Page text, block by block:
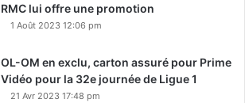
RMC lui offre une promotion
1 Août 2023 12:06 pm
OL-OM en exclu, carton assuré pour Prime
Vidéo pour la 32e journée de Ligue 1
21 Avr 2023 17:48 pm